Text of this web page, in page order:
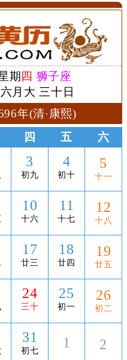
期 四 狮子座
月大 三十日
年(清·康熙)
四 五 六
3
初九
4
初十
5
十一
10
十六
11
十七
12
十八
17
廿三
18
廿四
19
廿五
24
三十
25
初一
26
初二
31
初七
1 2